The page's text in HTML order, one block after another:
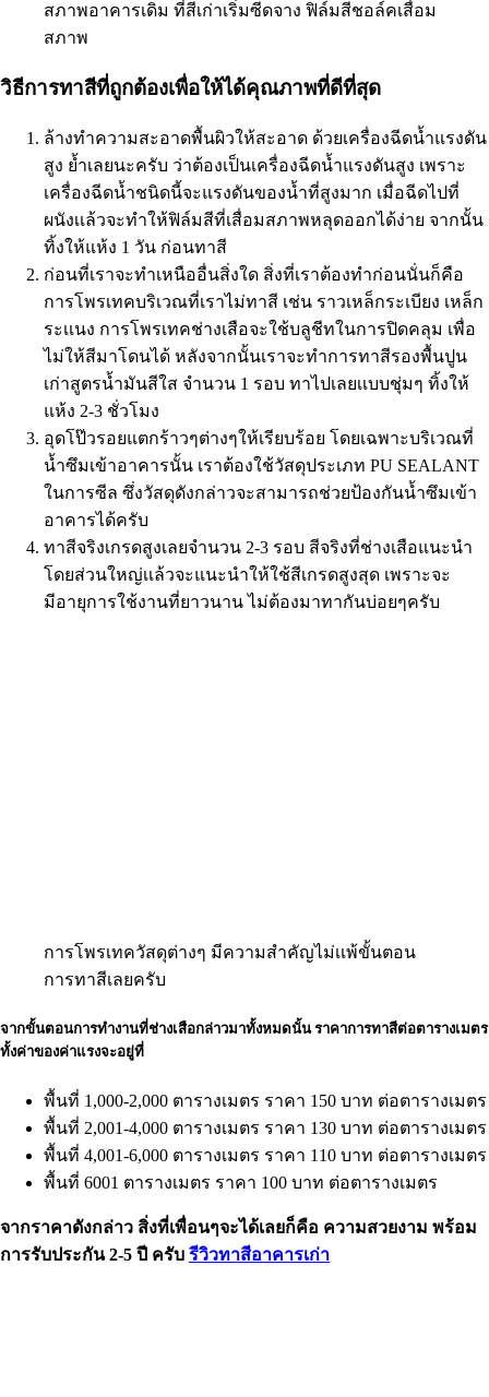
สภาพอาคารเดิม ที่สีเก่าเริ่มซีดจาง ฟิล์มสีชอล์คเสื่อม
สภาพ
วิธีการทาสีที่ถูกต้องเพื่อให้ได้คุณภาพที่ดีที่สุด
ล้างทำความสะอาดพื้นผิวให้สะอาด ด้วยเครื่องฉีดน้ำแรงดัน
สูง ย้ำเลยนะครับ ว่าต้องเป็นเครื่องฉีดน้ำแรงดันสูง เพราะ
เครื่องฉีดน้ำชนิดนี้จะแรงดันของน้ำที่สูงมาก เมื่อฉีดไปที่
ผนังเเล้วจะทำให้ฟิล์มสีที่เสื่อมสภาพหลุดออกได้ง่าย จากนั้น
ทิ้งให้แห้ง 1 วัน ก่อนทาสี
ก่อนที่เราจะทำเหนืออื่นสิ่งใด สิ่งที่เราต้องทำก่อนนั่นก็คือ
การโพรเทคบริเวณที่เราไม่ทาสี เช่น ราวเหล็กระเบียง เหล็ก
ระเเนง การโพรเทคช่างเสือจะใช้บลูชีทในการปิดคลุม เพื่อ
ไม่ให้สีมาโดนได้ หลังจากนั้นเราจะทำการทาสีรองพื้นปูน
เก่าสูตรน้ำมันสีใส จำนวน 1 รอบ ทาไปเลยเเบบชุ่มๆ ทิ้งให้
แห้ง 2-3 ชั่วโมง
อุดโป๊วรอยแตกร้าวๆต่างๆให้เรียบร้อย โดยเฉพาะบริเวณที่
น้ำซึมเข้าอาคารนั้น เราต้องใช้วัสดุประเภท PU SEALANT
ในการซีล ซึ่งวัสดุดังกล่าวจะสามารถช่วยป้องกันน้ำซึมเข้า
อาคารได้ครับ
ทาสีจริงเกรดสูงเลยจำนวน 2-3 รอบ สีจริงที่ช่างเสือแนะนำ
โดยส่วนใหญ่เเล้วจะแนะนำให้ใช้สีเกรดสูงสุด เพราะจะ
มีอายุการใช้งานที่ยาวนาน ไม่ต้องมาทากันบ่อยๆครับ
การโพรเทควัสดุต่างๆ มีความสำคัญไม่เเพ้ขั้นตอน
การทาสีเลยครับ
จากขั้นตอนการทำงานที่ช่างเสือกล่าวมาทั้งหมดนั้น ราคาการทาสีต่อตารางเมตร
ทั้งค่าของค่าแรงจะอยู่ที่
พื้นที่ 1,000-2,000 ตารางเมตร ราคา 150 บาท ต่อตารางเมตร
พื้นที่ 2,001-4,000 ตารางเมตร ราคา 130 บาท ต่อตารางเมตร
พื้นที่ 4,001-6,000 ตารางเมตร ราคา 110 บาท ต่อตารางเมตร
พื้นที่ 6001 ตารางเมตร ราคา 100 บาท ต่อตารางเมตร
จากราคาดังกล่าว สิ่งที่เพื่อนๆจะได้เลยก็คือ ความสวยงาม พร้อม
การรับประกัน 2-5 ปี ครับ รีวิวทาสีอาคารเก่า